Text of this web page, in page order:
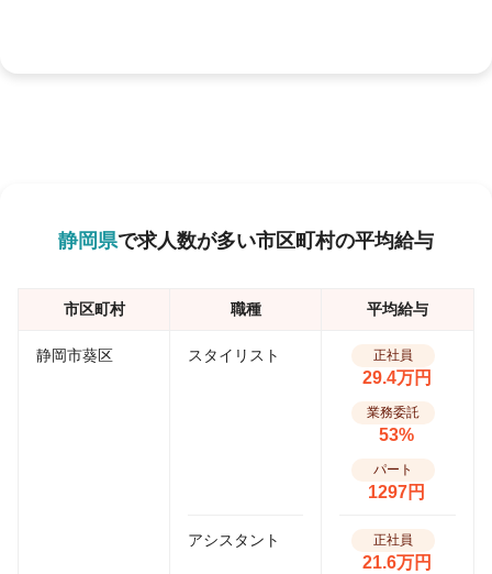
静岡県で求人数が多い市区町村の平均給与
市区町村 職種 平均給与
静岡市葵区 スタイリスト 正社員
29.4万円
業務委託
53%
パート
1297円
アシスタント 正社員
21.6万円